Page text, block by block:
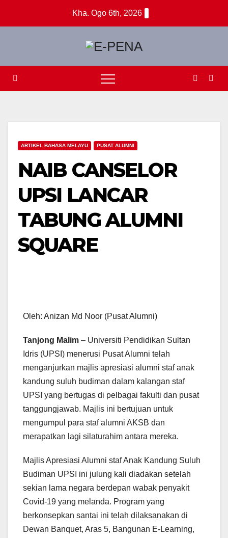
Kha. Ogo 6th, 2026
ARTIKEL BAHASA MELAYU PUSAT ALUMNI
NAIB CANSELOR
UPSI LANCAR
TABUNG ALUMNI
SQUARE
Oleh: Anizan Md Noor (Pusat Alumni)
Tanjong Malim – Universiti Pendidikan Sultan
Idris (UPSI) menerusi Pusat Alumni telah
menganjurkan majlis apresiasi alumni staf anak
kandung suluh budiman dalam kalangan staf
UPSI yang bertugas di pelbagai fakulti dan pusat
tanggungjawab. Majlis ini bertujuan untuk
mengumpul para staf alumni AKSB dan
merapatkan lagi silaturahim antara mereka.
Majlis Apresiasi Alumni staf Anak Kandung Suluh
Budiman UPSI ini julung kali diadakan setelah
sekian lama negara berdepan wabak penyakit
Covid-19 yang melanda. Program yang
berkonsepkan santai ini telah dilaksanakan di
Dewan Banquet, Aras 5, Bangunan E-Learning,